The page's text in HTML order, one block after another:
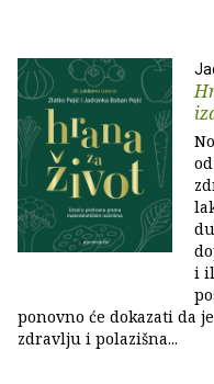
i
ponovno će dokazati da
zdravlju i polazišna...